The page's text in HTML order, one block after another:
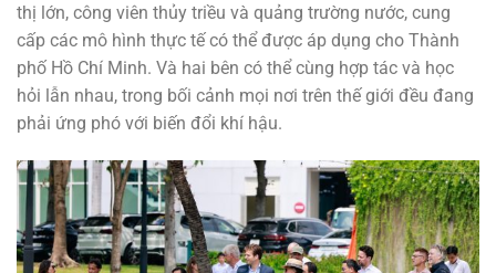
thị lớn, công viên thủy triều và quảng trường nước, cung
cấp các mô hình thực tế có thể được áp dụng cho Thành
phố Hồ Chí Minh. Và hai bên có thể cùng hợp tác và học
hỏi lẫn nhau, trong bối cảnh mọi nơi trên thế giới đều đang
phải ứng phó với biến đổi khí hậu.